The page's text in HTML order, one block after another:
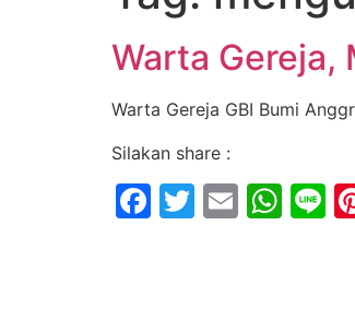
Warta Gereja,
Warta Gereja GBI Bumi
Silakan share :
Facebook
Twitter
Email